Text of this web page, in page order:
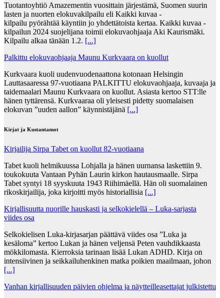
Tuotantoyhtiö Amazementin vuosittain järjestämä, Suomen suurin
lasten ja nuorten elokuvakilpailu eli Kaikki kuvaa -
kilpailu pyörähtää käyntiin jo yhdettätoista kertaa. Kaikki kuvaa -
kilpailun 2024 suojelijana toimii elokuvaohjaaja Aki Kaurismäki.
Kilpailu alkaa tänään 1.2. [...]
Palkittu elokuvaohjaaja Maunu Kurkvaara on kuollut
Kurkvaara kuoli uudenvuodenaattona kotonaan Helsingin
Lauttasaaressa 97-vuotiaana PALKITTU elokuvaohjaaja, kuvaaja ja
taidemaalari Maunu Kurkvaara on kuollut. Asiasta kertoo STT:lle
hänen tyttärensä. Kurkvaaraa oli yleisesti pidetty suomalaisen
elokuvan ”uuden aallon” käynnistäjänä [...]
Kirjat ja Kustantamot
Kirjailija Sirpa Tabet on kuollut 82-vuotiaana
Tabet kuoli helmikuussa Lohjalla ja hänen uurnansa laskettiin 9.
toukokuuta Vantaan Pyhän Laurin kirkon hautausmaalle. Sirpa
Tabet syntyi 18 syyskuuta 1943 Riihimäellä. Hän oli suomalainen
rikoskirjailija, joka kirjoitti myös historiallisia [...]
Kirjallisuutta nuorille hauskasti ja selkokielellä – Luka-sarjasta
viides osa
Selkokielisen Luka-kirjasarjan päättävä viides osa ”Luka ja
kesäloma” kertoo Lukan ja hänen veljensä Peten vauhdikkaasta
mökkilomasta. Kierroksia tarinaan lisää Lukan ADHD. Kirja on
intensiivinen ja seikkailuhenkinen matka poikien maailmaan, johon
[...]
Vanhan kirjallisuuden päivien ohjelma ja näytteilleasettajat julkistettu